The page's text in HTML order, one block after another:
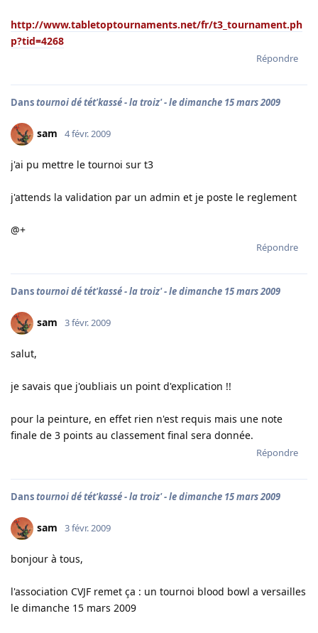
http://www.tabletoptournaments.net/fr/t3_tournament.ph
p?tid=4268
Répondre
Danstournoi dé tét'kassé - la troiz' - le dimanche 15 mars 2009
sam 4 févr. 2009
j'ai pu mettre le tournoi sur t3
j'attends la validation par un admin et je poste le reglement
@+
Répondre
Danstournoi dé tét'kassé - la troiz' - le dimanche 15 mars 2009
sam 3 févr. 2009
salut,
je savais que j'oubliais un point d'explication !!
pour la peinture, en effet rien n'est requis mais une note
finale de 3 points au classement final sera donnée.
Répondre
Danstournoi dé tét'kassé - la troiz' - le dimanche 15 mars 2009
sam 3 févr. 2009
bonjour à tous,
l'association CVJF remet ça : un tournoi blood bowl a versailles
le dimanche 15 mars 2009